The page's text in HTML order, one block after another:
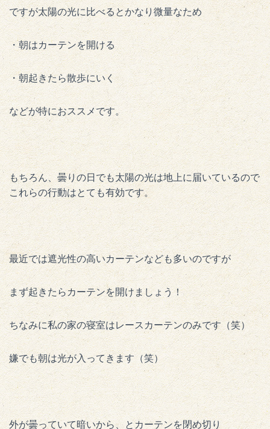
ですが太陽の光に比べるとかなり微量なため
・朝はカーテンを開ける
・朝起きたら散歩にいく
などが特におススメです。
もちろん、曇りの日でも太陽の光は地上に届いているので
これらの行動はとても有効です。
最近では遮光性の高いカーテンなども多いのですが
まず起きたらカーテンを開けましょう！
ちなみに私の家の寝室はレースカーテンのみです（笑）
嫌でも朝は光が入ってきます（笑）
外が曇っていて暗いから、とカーテンを閉め切り